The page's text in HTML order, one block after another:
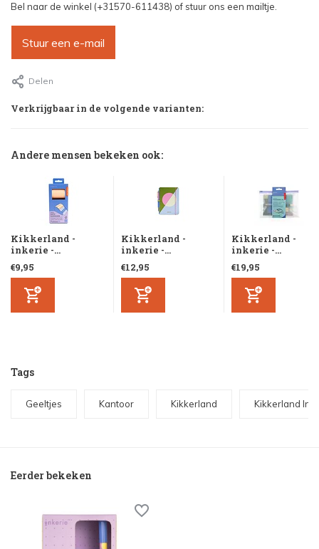
Bel naar de winkel (+31570-611438) of stuur ons een mailtje.
Stuur een e-mail
Delen
Verkrijgbaar in de volgende varianten:
Andere mensen bekeken ook:
Kikkerland -
inkerie -...
€9,95
Kikkerland -
inkerie -...
€12,95
Kikkerland -
inkerie -...
€19,95
Tags
Geeltjes Kantoor Kikkerland Kikkerland
Eerder bekeken